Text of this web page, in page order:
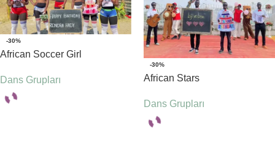
-30%
African Soccer Girl
Dans Grupları
-30%
African Stars
Dans Grupları